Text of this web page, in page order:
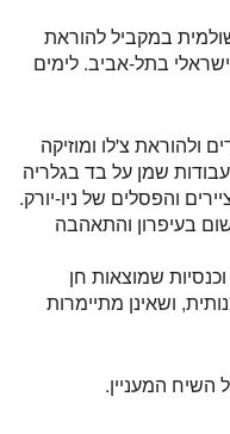
במקביל להוראת
בתל-אביב. לימים
ולהוראת צ'לו ומוזיקה
שמן על בד בגלריה
בעיפרון והתאהבה
שמוצאות חן
ושאינן מתיימרות
המעניין.